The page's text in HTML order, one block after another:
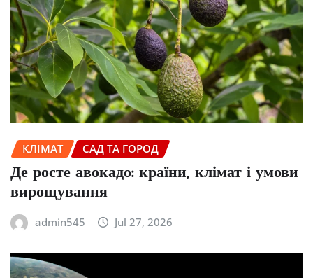
КЛІМАТ САД ТА ГОРОД
Де росте авокадо: країни, клімат і умови
вирощування
admin545 Jul 27, 2026